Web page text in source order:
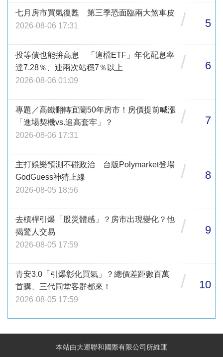
七月房市買氣復甦 第三季恐面臨兩大煞車皮
2026-08-06 17:31
/ 5
投等債也能拚高息 「這檔ETF」年化配息率
達7.28％、連兩次站穩7％以上
2026-08-06 01:09
/ 6
專題／高鐵翻轉宜蘭50年房市！房價提前喊漲
「進場契機vs.追高套牢」？
2026-08-06 17:31
/ 7
主打娛樂預測不碰政治 台版Polymarket登場
GodGuess神猜上線
2026-08-05 18:56
/ 8
去槓桿引爆「股災體感」？房市出現變化？他
揭驚人交易
2026-08-05 17:59
/ 9
青安3.0「引爆彰化買氣」？總價差距數百萬
首購、三代同堂客群都來！
2026-08-05 17:59
/ 10
本站由大運聯和國際有限公司所維運